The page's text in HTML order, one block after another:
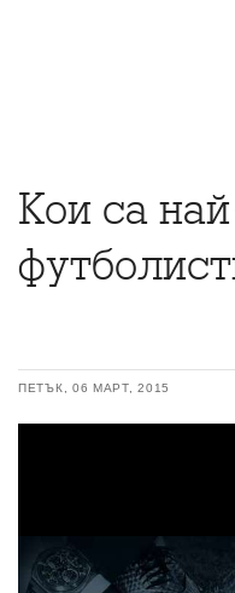
Кои са
ПЕТЪК, 06 МАРТ, 2015